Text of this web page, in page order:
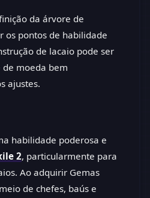
da árvore de
os pontos de habilidade
de lacaio pode ser
de moeda bem
ajustes.
habilidade poderosa e
2, particularmente para
Ao adquirir Gemas
de chefes, baús e